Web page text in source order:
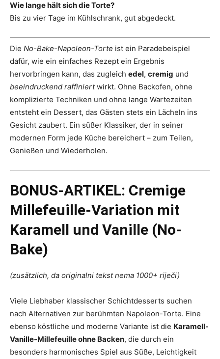
Wie lange hält sich die Torte?
Bis zu vier Tage im Kühlschrank, gut abgedeckt.
Die No-Bake-Napoleon-Torte ist ein Paradebeispiel
dafür, wie ein einfaches Rezept ein Ergebnis
hervorbringen kann, das zugleich edel, cremig und
beeindruckend raffiniertwirkt. Ohne Backofen, ohne
komplizierte Techniken und ohne lange Wartezeiten
entsteht ein Dessert, das Gästen stets ein Lächeln ins
Gesicht zaubert. Ein süßer Klassiker, der in seiner
modernen Form jede Küche bereichert – zum Teilen,
Genießen und Wiederholen.
BONUS-ARTIKEL: Cremige
Millefeuille-Variation mit
Karamell und Vanille (No-
Bake)
(zusätzlich, da originalni tekst nema 1000+ riječi)
Viele Liebhaber klassischer Schichtdesserts suchen
nach Alternativen zur berühmten Napoleon-Torte. Eine
ebenso köstliche und moderne Variante ist die Karamell-
Vanille-Millefeuille ohne Backen, die durch ein
besonders harmonisches Spiel aus Süße, Leichtigkeit